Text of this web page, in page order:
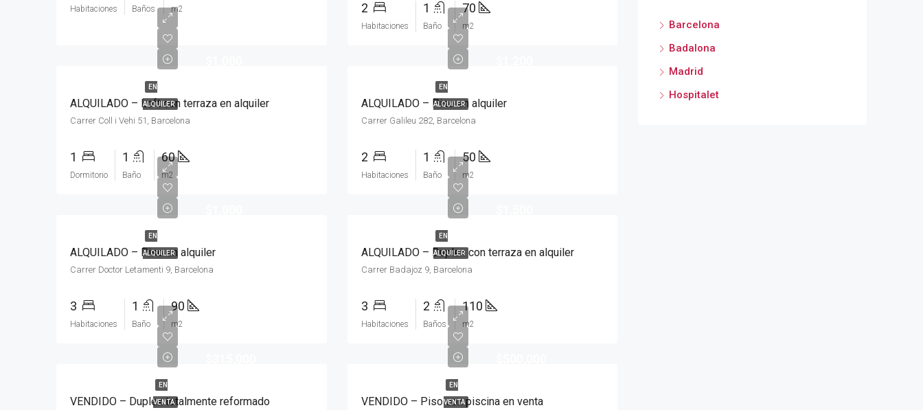
Habitaciones Baños m2 2
Habitaciones
1
Baño
70
m2
EN
ALQUILER
ALQUILADO – Loft con terraza en alquiler
Carrer Coll i Vehi 51, Barcelona
1
Dormitorio
1
Baño
60
m2
EN
ALQUILER
ALQUILADO – Piso en alquiler
Carrer Galileu 282, Barcelona
2
Habitaciones
1
Baño
50
m2
EN
ALQUILER
ALQUILADO – Piso en alquiler
Carrer Doctor Letamenti 9, Barcelona
3
Habitaciones
1
Baño
90
m2
EN
ALQUILER
ALQUILADO – Duplex con terraza en alquiler
Carrer Badajoz 9, Barcelona
3
Habitaciones
2
Baños
110
m2
EN
VENTA
VENDIDO – Duplex totalmente reformado
EN
VENTA
VENDIDO – Piso con piscina en venta
Barcelona
Badalona
Madrid
Hospitalet